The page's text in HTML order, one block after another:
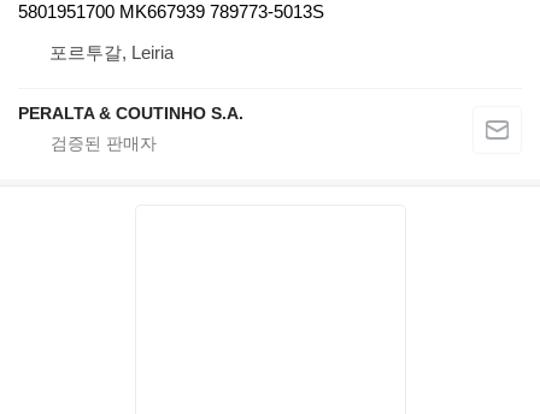
5801951700 MK667939 789773-5013S
포르투갈, Leiria
PERALTA & COUTINHO S.A.